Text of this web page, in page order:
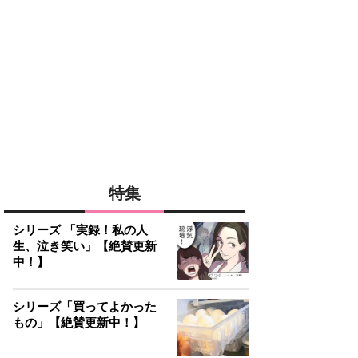
特集
シリーズ 「実録！私の人
生、泣き笑い」【絶賛更新
中！】
シリーズ「買ってよかった
もの」【絶賛更新中！】